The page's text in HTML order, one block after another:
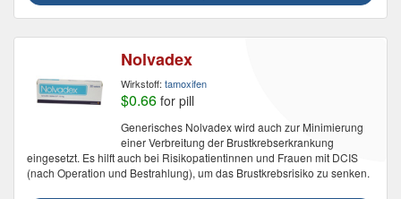
Nolvadex
Wirkstoff: tamoxifen
$0.66 for pill
Generisches Nolvadex wird auch zur Minimierung
einer Verbreitung der Brustkrebserkrankung
eingesetzt. Es hilft auch bei Risikopatientinnen und Frauen mit DCIS
(nach Operation und Bestrahlung), um das Brustkrebsrisiko zu senken.